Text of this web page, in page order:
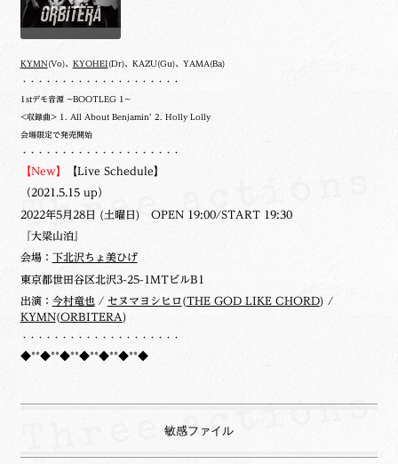
KYMN(Vo)、 KYOHEI (Dr)、KAZU(Gu)、YAMA(Ba)
・・・・・・・・・・・・・・・・・・・・
1stデモ音源 ~BOOTLEG 1~
<収録曲> 1. All About Benjamin’ 2. Holly Lolly
会場限定で発売開始
・・・・・・・・・・・・・・・・・・・・
【New】 【Live Schedule】
（2021.5.15 up）
2022年5月28日 (土曜日) OPEN 19:00/START 19:30
『大梁山泊』
会場： 下北沢ちょ美ひげ
東京都世田谷区北沢3-25-1MTビルB1
出演： 今村竜也 / セヌマヨシヒロ (THE GOD LIKE CHORD) /
KYMN(ORBITERA)
・・・・・・・・・・・・・・・・・・・・
◆**◆**◆**◆**◆**◆**◆
敏感ファイル